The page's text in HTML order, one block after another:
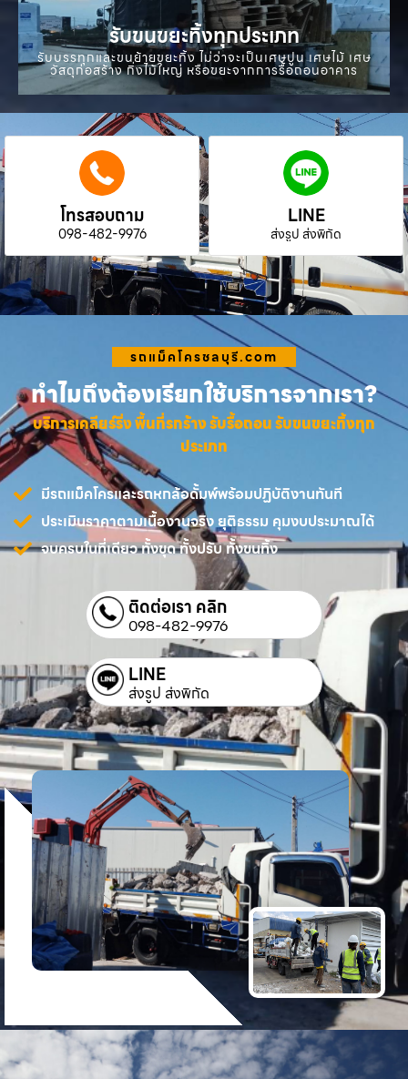
รับขนขยะทิ้งทุกประเภท
รับบรรทุกและขนย้ายขยะทิ้ง ไม่ว่าจะเป็นเศษปูน เศษไม้ เศษ
วัสดุก่อสร้าง กิ่งไม้ใหญ่ หรือขยะจากการรื้อถอนอาคาร
โทรสอบถาม
098-482-9976
LINE
ส่งรูป ส่งพิกัด
รถแม็คโครชลบุรี.com
ทำไมถึงต้องเรียกใช้บริการจากเรา?
บริการเคลียร์ริ่ง พื้นที่รกร้าง รับรื้อถอน รับขนขยะทิ้งทุก
ประเภท
มีรถแม็คโครและรถหกล้อดั้มพ์พร้อมปฏิบัติงานทันที
ประเมินราคาตามเนื้องานจริง ยุติธรรม คุมงบประมาณได้
จบครบในที่เดียว ทั้งขุด ทั้งปรับ ทั้งขนทิ้ง
ติดต่อเรา คลิก
098-482-9976
LINE
ส่งรูป ส่งพิกัด